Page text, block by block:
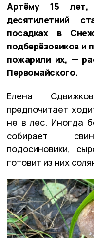
Артёму 15
десятилетний
посадках в
подберёзовиков и
пожарили их, —
Первомайского.
Елена
предпочитает
не в лес. Иногда
собирает
подосиновики,
готовит из них